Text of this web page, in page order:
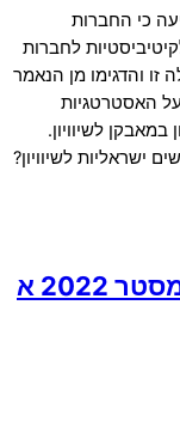
כי החברות
לחברות
זו והדגימו מן הנאמר
נקודות) עמדו על האסטרטגיות
לשיוויון.
ישראליות לשיוויון?